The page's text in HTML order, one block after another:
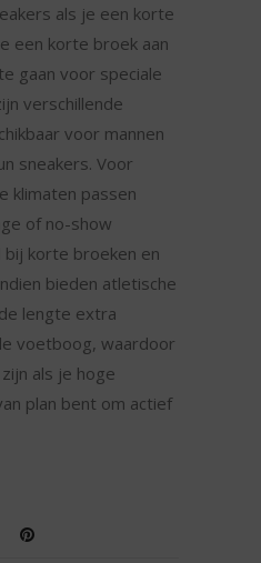
als je een korte
een korte broek aan
gaan voor speciale
verschillende
voor mannen
sneakers. Voor
klimaten passen
of no-show
korte broeken en
bieden atletische
lengte extra
voetboog, waardoor
als je hoge
plan bent om actief